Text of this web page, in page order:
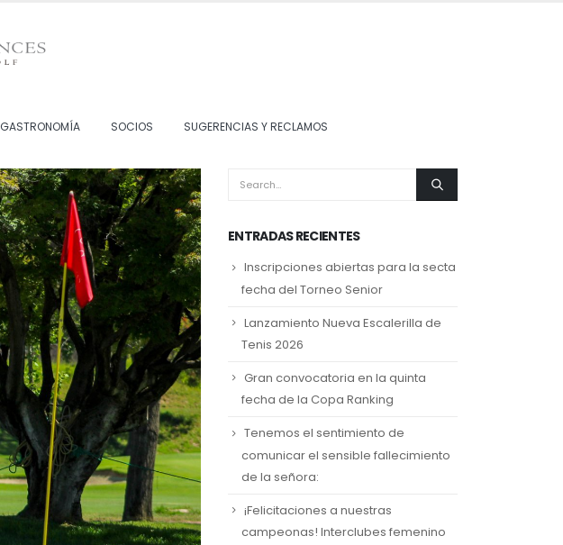
GASTRONOMÍA SOCIOS SUGERENCIAS Y RECLAMOS
ENTRADAS RECIENTES
Inscripciones abiertas para la secta
fecha del Torneo Senior
Lanzamiento Nueva Escalerilla de
Tenis 2026
Gran convocatoria en la quinta
fecha de la Copa Ranking
Tenemos el sentimiento de
comunicar el sensible fallecimiento
de la señora:
¡Felicitaciones a nuestras
campeonas! Interclubes femenino